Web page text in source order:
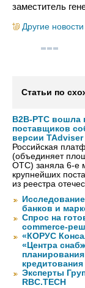
заместитель
Другие новости
Статьи по
B2B-РТС вошла
поставщиков
версии TAdviser
Российская
(объединяет
OTC) заняла 6-е
крупнейших
из реестра
банков и
Спрос на
commerce-
«КОРУС
«Центра
кредитования
Эксперты
RBC.TECH